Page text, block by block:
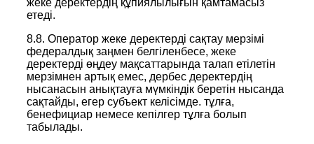
жеке деректердің құпиялылығын қамтамасыз
етеді.
8.8. Оператор жеке деректерді сақтау мерзімі
федералдық заңмен белгіленбесе, жеке
деректерді өңдеу мақсаттарында талап етілетін
мерзімнен артық емес, дербес деректердің
нысанасын анықтауға мүмкіндік беретін нысанда
сақтайды, егер субъект келісімде. тұлға,
бенефициар немесе кепілгер тұлға болып
табылады.